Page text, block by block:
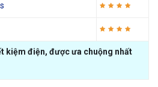
kiệm điện, được ưa chuộng nhất